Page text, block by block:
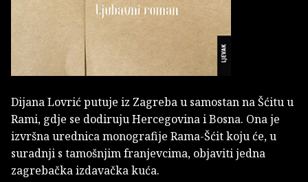
Dijana Lovrić putuje iz Zagreba u samostan na Šćitu u
Rami, gdje se dodiruju Hercegovina i Bosna. Ona je
izvršna urednica monografije Rama-Šćit koju će, u
suradnji s tamošnjim franjevcima, objaviti jedna
zagrebačka izdavačka kuća.